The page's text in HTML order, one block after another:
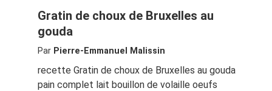
Gratin de choux de Bruxelles au
gouda
Par Pierre-Emmanuel Malissin
recette Gratin de choux de Bruxelles au gouda
pain complet lait bouillon de volaille oeufs